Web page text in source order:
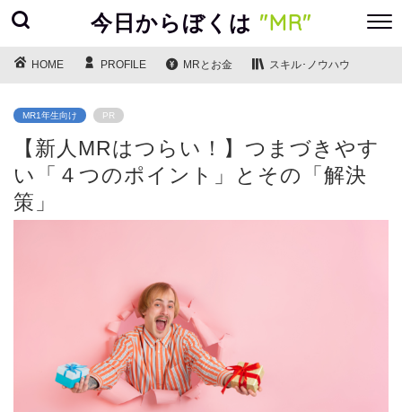
今日からぼくは "MR"
HOME PROFILE MRとお金 スキル･ノウハウ
MR1年生向け PR
【新人MRはつらい！】つまづきやす
い「４つのポイント」とその「解決
策」